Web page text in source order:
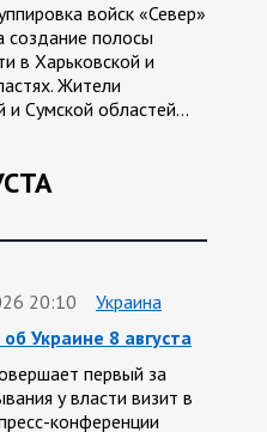
войск «Север»
полосы
в Харьковской и
Жители
и Сумской областей…
20:10
Украина
Украине 8 августа
первый за
у власти визит в
конференции